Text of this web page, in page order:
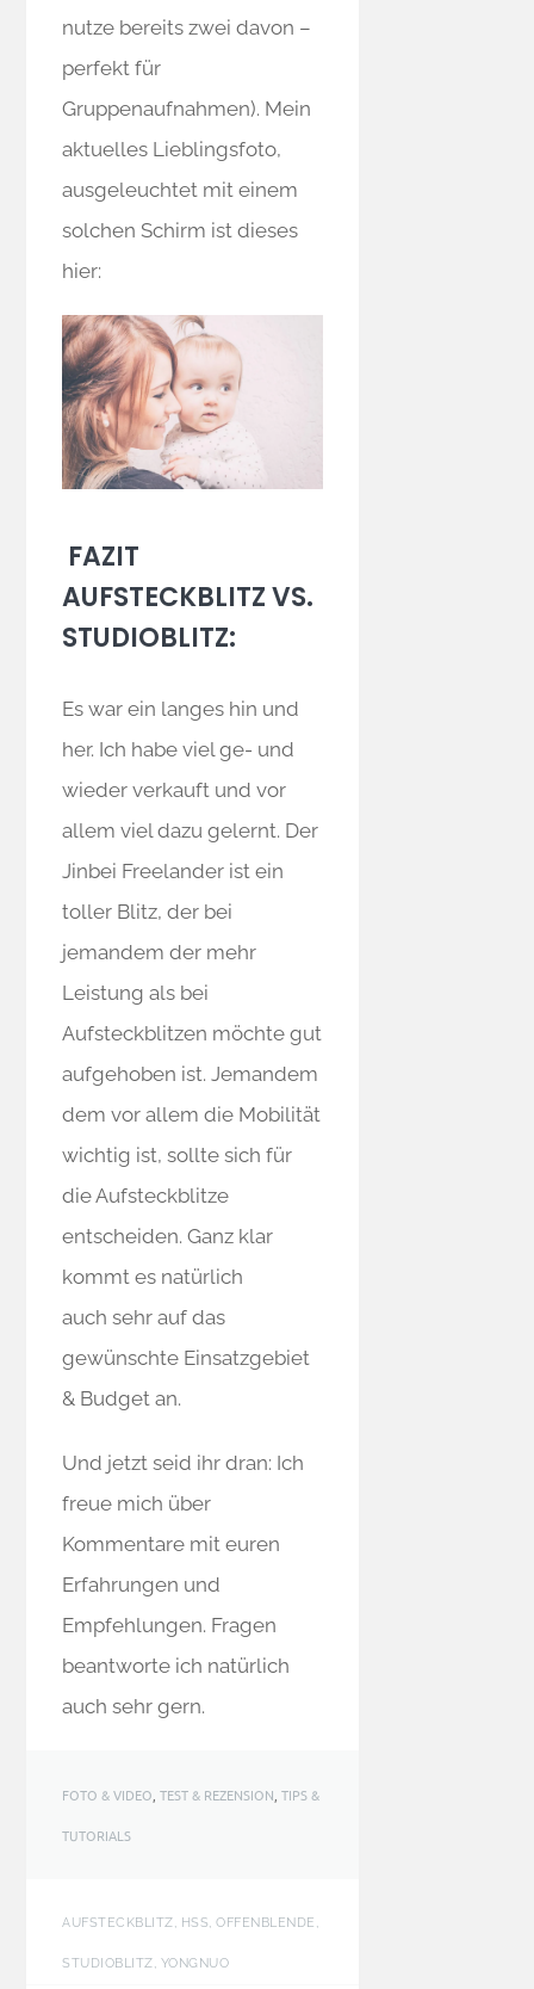
nutze bereits zwei davon –
perfekt für
Gruppenaufnahmen). Mein
aktuelles Lieblingsfoto,
ausgeleuchtet mit einem
solchen Schirm ist dieses
hier:
FAZIT
AUFSTECKBLITZ VS.
STUDIOBLITZ:
Es war ein langes hin und
her. Ich habe viel ge- und
wieder verkauft und vor
allem viel dazu gelernt. Der
Jinbei Freelander ist ein
toller Blitz, der bei
jemandem der mehr
Leistung als bei
Aufsteckblitzen möchte gut
aufgehoben ist. Jemandem
dem vor allem die Mobilität
wichtig ist, sollte sich für
die Aufsteckblitze
entscheiden. Ganz klar
kommt es natürlich
auch sehr auf das
gewünschte Einsatzgebiet
& Budget an.
Und jetzt seid ihr dran: Ich
freue mich über
Kommentare mit euren
Erfahrungen und
Empfehlungen. Fragen
beantworte ich natürlich
auch sehr gern.
FOTO & VIDEO ,TEST & REZENSION ,TIPS &
TUTORIALS
AUFSTECKBLITZ, HSS, OFFENBLENDE,
STUDIOBLITZ, YONGNUO